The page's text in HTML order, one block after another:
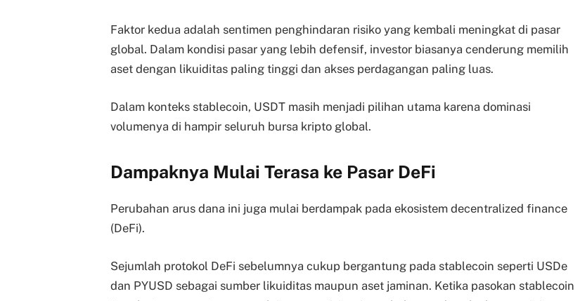
Faktor kedua adalah sentimen penghindaran risiko yang kembali meningkat di pasar
global. Dalam kondisi pasar yang lebih defensif, investor biasanya cenderung memilih
aset dengan likuiditas paling tinggi dan akses perdagangan paling luas.
Dalam konteks stablecoin, USDT masih menjadi pilihan utama karena dominasi
volumenya di hampir seluruh bursa kripto global.
Dampaknya Mulai Terasa ke Pasar DeFi
Perubahan arus dana ini juga mulai berdampak pada ekosistem decentralized finance
(DeFi).
Sejumlah protokol DeFi sebelumnya cukup bergantung pada stablecoin seperti USDe
dan PYUSD sebagai sumber likuiditas maupun aset jaminan. Ketika pasokan stablecoin